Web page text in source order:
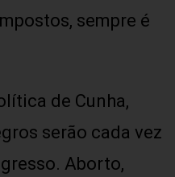
sempre é
de Cunha,
serão cada vez
Aborto,